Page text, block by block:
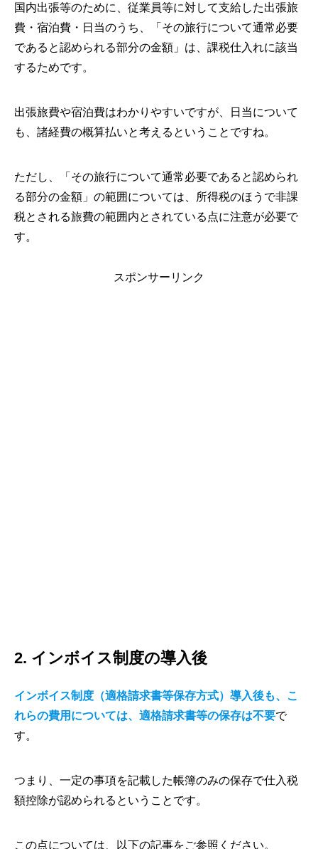
国内出張等のために、従業員等に対して支給した出張旅
費・宿泊費・日当のうち、「その旅行について通常必要
であると認められる部分の金額」は、課税仕入れに該当
するためです。
出張旅費や宿泊費はわかりやすいですが、日当について
も、諸経費の概算払いと考えるということですね。
ただし、「その旅行について通常必要であると認められ
る部分の金額」の範囲については、所得税のほうで非課
税とされる旅費の範囲内とされている点に注意が必要で
す。
スポンサーリンク
2. インボイス制度の導入後
インボイス制度（適格請求書等保存方式）導入後も、こ
れらの費用については、適格請求書等の保存は不要で
す。
つまり、一定の事項を記載した帳簿のみの保存で仕入税
額控除が認められるということです。
この点については、以下の記事をご参照ください。